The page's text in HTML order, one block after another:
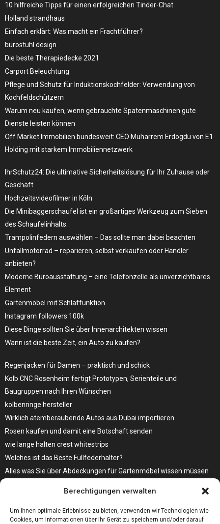
Berechtigungen verwalten
Um Ihnen optimale Erlebnisse zu bieten, verwenden wir Technologien wie
Cookies, um Informationen über Ihr Gerät zu speichern und/oder darauf
10 hilfreiche Tipps für einen erfolgreichen Tinder-Chat
Holland strandhaus
Einfach erklärt: Was macht ein Frachtführer?
bürostuhl design
Die beste Therapiedecke 2021
Carport Beleuchtung
Pflege und Schutz für Induktionskochfelder: Verwendung von
Kochfeldschützern
Warum neu kaufen, wenn gebrauchte Spatenmaschinen gute
Dienste leisten können
Off Market Immobilien bundesweit: CEO Muharrem Erdogdu von E1
Holding mit starkem Immobiliennetzwerk
IhrSchutz24: Die ultimative Sicherheitslösung für Ihr Zuhause oder
Geschäft
Hochzeitsvideofilmer in Köln
Die Minibaggerschaufel ist ein großartiges Werkzeug zum Sieben
des Schaufelinhalts.
Trampolinfedern auswählen – Das sollte man dabei beachten
Unfallmotorrad – reparieren, selbst verkaufen oder Händler
anbieten?
Moderne Büroausstattung – eine Telefonzelle als unverzichtbares
Element
Gartenmöbel mit Schlaffunktion
Instagram followers 100k
Diese Dinge sollten Sie über Innenarchitekten wissen
Wann ist die beste Zeit, ein Auto zu kaufen?
Regenjacken für Damen – praktisch und schick
Kolb CNC Rosenheim fertigt Prototypen, Serienteile und
Baugruppen nach Ihren Wünschen
kolbenringe hersteller
Wirklich atemberaubende Autos aus Dubai importieren
Rosen kaufen und damit eine Botschaft senden
wie lange halten crest whitestrips
Welches ist das Beste Füllfederhalter?
Alles was Sie über Abdeckungen für Gartenmöbel wissen müssen
Bare Metal Server?